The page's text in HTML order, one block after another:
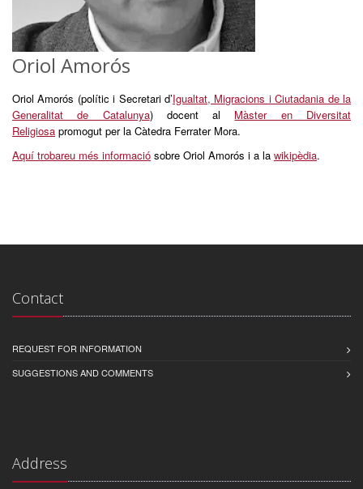
Oriol Amorós
Oriol Amorós (polític i Secretari d’Igualtat, Migracions i Ciutadania de la
Generalitat de Catalunya) docent al Màster en Diversitat
Religiosa promogut per la Càtedra Ferrater Mora.
Aquí trobareu més informació sobre Oriol Amorós i a la wikipèdia.
Contact
REQUEST FOR INFORMATION
SUGGESTIONS AND COMMENTS
Address